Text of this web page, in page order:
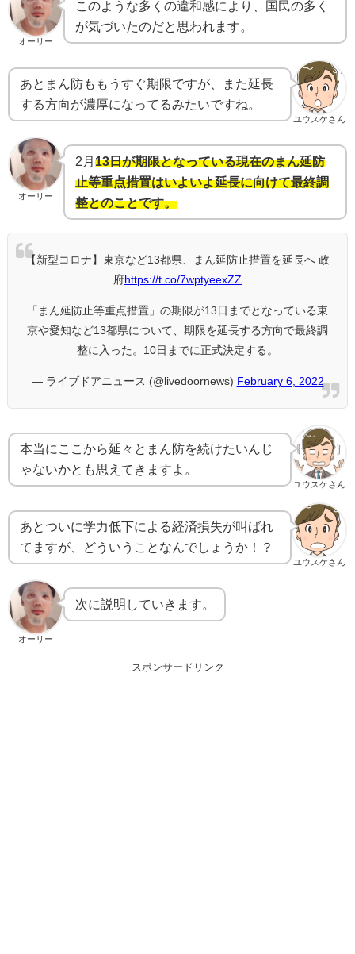
オーリー
このような多くの違和感により、国民の多く
が気づいたのだと思われます。
ユウスケさん
あとまん防ももうすぐ期限ですが、また延長
する方向が濃厚になってるみたいですね。
オーリー
2月 13日が期限となっている現在のまん延防
止等重点措置はいよいよ延長に向けて最終調
整とのことです。
【新型コロナ】東京など13都県、まん延防止措置を延長へ 政
府https://t.co/7wptyeexZZ
「まん延防止等重点措置」の期限が13日までとなっている東
京や愛知など13都県について、期限を延長する方向で最終調
整に入った。10日までに正式決定する。
— ライブドアニュース (@livedoornews) February 6, 2022
ユウスケさん
本当にここから延々とまん防を続けたいんじ
ゃないかとも思えてきますよ。
ユウスケさん
あとついに学力低下による経済損失が叫ばれ
てますが、どういうことなんでしょうか！？
オーリー
次に説明していきます。
スポンサードリンク